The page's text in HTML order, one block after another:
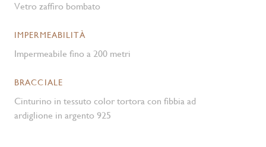
Vetro zaffiro bombato
IMPERMEABILITÀ
Impermeabile fino a 200 metri
BRACCIALE
Cinturino in tessuto color tortora con fibbia ad
ardiglione in argento 925